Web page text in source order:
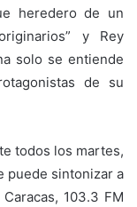
heredero de un
y Rey
solo se entiende
de su
todos los martes,
puede sintonizar a
103.3 FM